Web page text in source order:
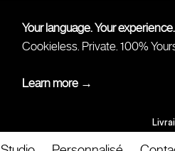
Your language. Your experience.
Cookieless. Private. 100%
Learn more →